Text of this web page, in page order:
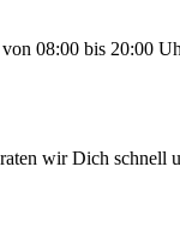
08:00 bis 20:00
wir Dich schnell